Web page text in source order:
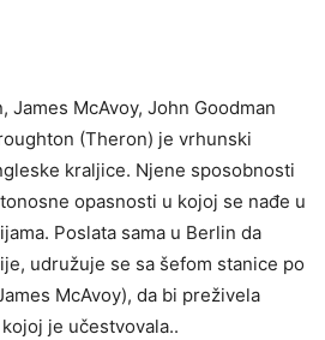
James McAvoy, John Goodman
(Theron) je vrhunski
kraljice. Njene sposobnosti
opasnosti u kojoj se nađe u
Poslata sama u Berlin da
udružuje se sa šefom stanice po
McAvoy), da bi preživela
je učestvovala..